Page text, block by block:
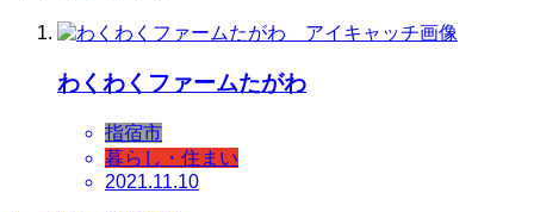
わくわくファームたがわ
指宿市
暮らし・住まい
2021.11.10